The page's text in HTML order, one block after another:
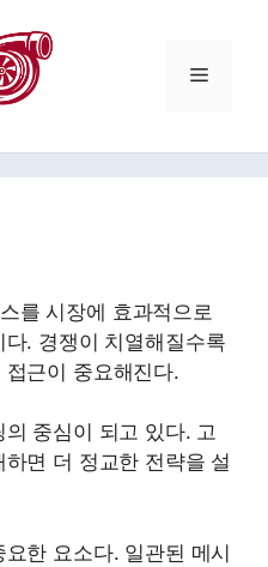
메
를 시장에 효과적으로
. 경쟁이 치열해질수록
근이 중요해진다.
중심이 되고 있다. 고
면 더 정교한 전략을 설
한 요소다. 일관된 메시